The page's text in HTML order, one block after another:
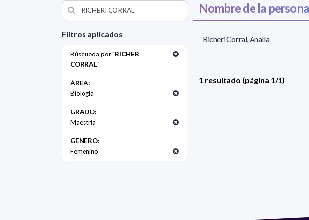
Filtros aplicados
Búsqueda por "RICHERI
CORRAL"
ÁREA:
Biología
GRADO:
Maestría
GÉNERO:
Femenino
Nombre de la persona
Richeri Corral, Analía
1 resultado (página 1/1)